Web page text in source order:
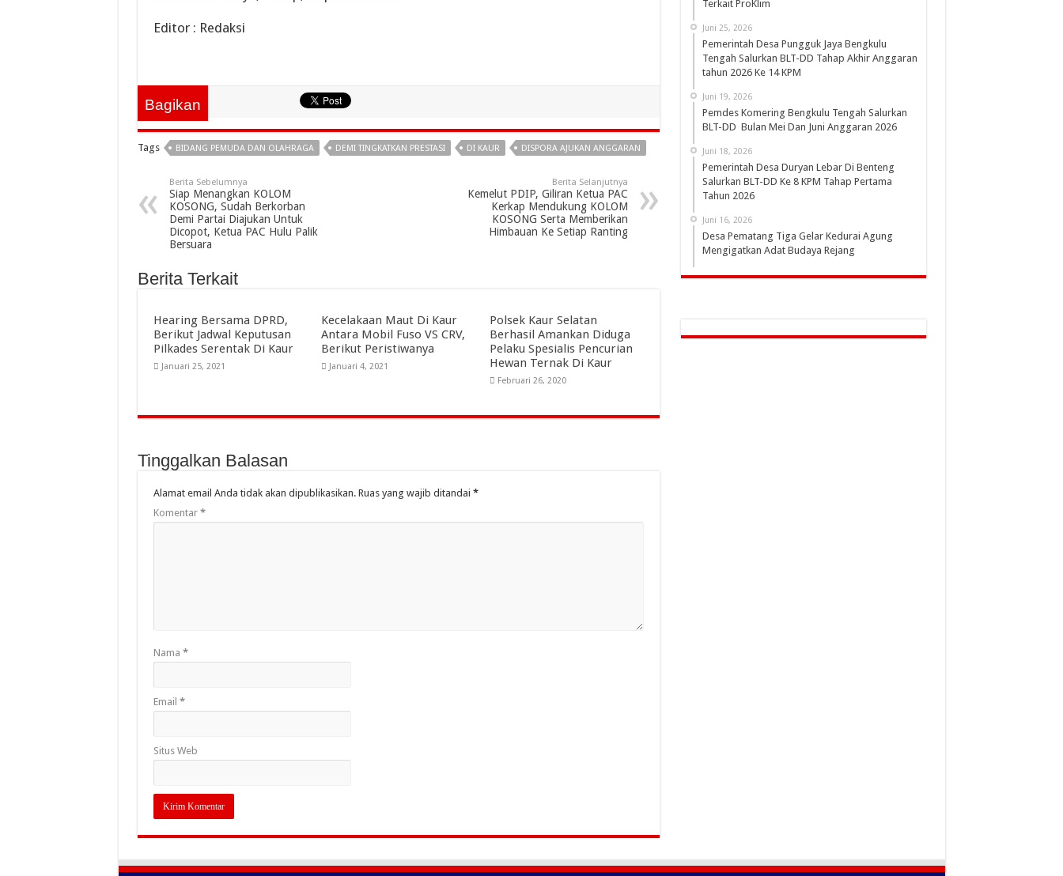
Editor : Redaksi
Bagikan
Tags BIDANG PEMUDA DAN OLAHRAGA DEMI TINGKATKAN PRESTASI DI KAUR DISPORA AJUKAN ANGGARAN
Berita Sebelumnya
Siap Menangkan KOLOM
KOSONG, Sudah Berkorban
Demi Partai Diajukan Untuk
Dicopot, Ketua PAC Hulu Palik
Bersuara
Berita Selanjutnya
Kemelut PDIP, Giliran Ketua PAC
Kerkap Mendukung KOLOM
KOSONG Serta Memberikan
Himbauan Ke Setiap Ranting
Berita Terkait
Hearing Bersama DPRD,
Berikut Jadwal Keputusan
Pilkades Serentak Di Kaur
Januari 25, 2021
Kecelakaan Maut Di Kaur
Antara Mobil Fuso VS CRV,
Berikut Peristiwanya
Januari 4, 2021
Polsek Kaur Selatan
Berhasil Amankan Diduga
Pelaku Spesialis Pencurian
Hewan Ternak Di Kaur
Februari 26, 2020
Tinggalkan Balasan
Alamat email Anda tidak akan dipublikasikan. Ruas yang wajib ditandai *
Komentar *
Nama *
Email *
Situs Web
Terkait ProKlim
Juni 25, 2026
Pemerintah Desa Pungguk Jaya Bengkulu
Tengah Salurkan BLT-DD Tahap Akhir Anggaran
tahun 2026 Ke 14 KPM
Juni 19, 2026
Pemdes Komering Bengkulu Tengah Salurkan
BLT-DD Bulan Mei Dan Juni Anggaran 2026
Juni 18, 2026
Pemerintah Desa Duryan Lebar Di Benteng
Salurkan BLT-DD Ke 8 KPM Tahap Pertama
Tahun 2026
Juni 16, 2026
Desa Pematang Tiga Gelar Kedurai Agung
Mengigatkan Adat Budaya Rejang